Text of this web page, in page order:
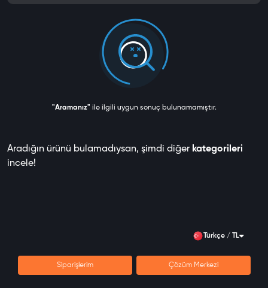
"Aramanız" ile ilgili uygun sonuç bulunamamıştır.
Aradığın ürünü bulamadıysan, şimdi diğer kategorileri
incele!
Türkçe / TL
Siparişlerim Çözüm Merkezi